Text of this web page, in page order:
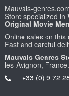
Mauvais-
Store specialized in
Original Movie
Online sales on this
Fast and careful
Mauvais Genres
les-Avignon, France.
+33 (0) 9 72